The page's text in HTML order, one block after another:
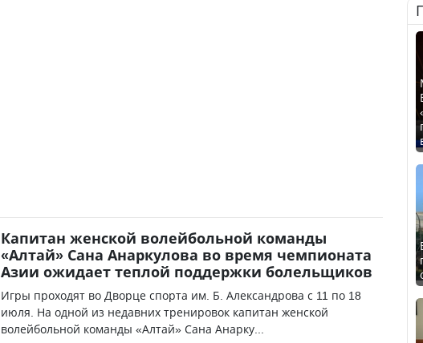
Капитан женской волейбольной команды
«Алтай» Сана Анаркулова во время чемпионата
Азии ожидает теплой поддержки болельщиков
Игры проходят во Дворце спорта им. Б. Александрова с 11 по 18
июля. На одной из недавних тренировок капитан женской
волейбольной команды «Алтай» Сана Анарку...